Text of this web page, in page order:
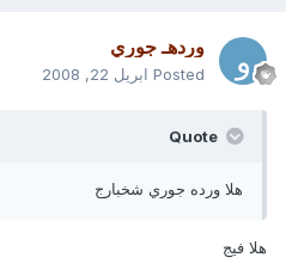
وردهـ جوري
Posted ابريل 22, 2008
هلا ورده جوري شخبارج
هلا فيج